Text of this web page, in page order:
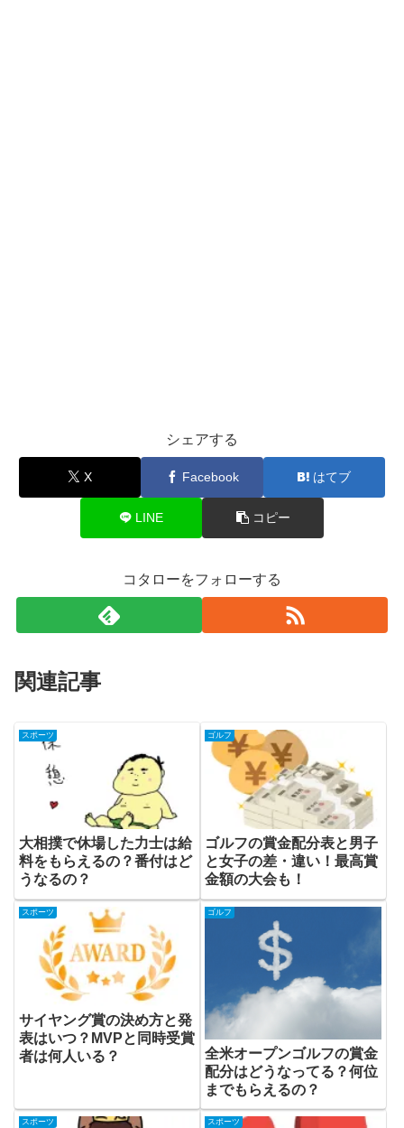
シェアする
X Facebook はてブ
LINE コピー
コタローをフォローする
関連記事
スポーツ
大相撲で休場した力士は給
料をもらえるの？番付はど
うなるの？
ゴルフ
ゴルフの賞金配分表と男子
と女子の差・違い！最高賞
金額の大会も！
スポーツ
サイヤング賞の決め方と発
表はいつ？MVPと同時受賞
者は何人いる？
ゴルフ
全米オープンゴルフの賞金
配分はどうなってる？何位
までもらえるの？
スポーツ スポーツ